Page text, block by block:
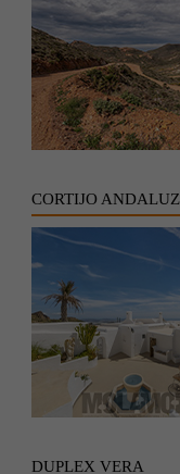
CORTIJO
DUPLEX VERA